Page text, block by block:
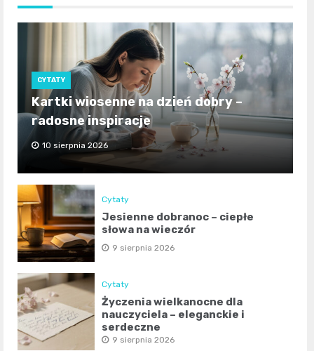
CYTATY
Kartki wiosenne na dzień dobry –
radosne inspiracje
10 sierpnia 2026
Cytaty
Jesienne dobranoc – ciepłe
słowa na wieczór
9 sierpnia 2026
Cytaty
Życzenia wielkanocne dla
nauczyciela – eleganckie i
serdeczne
9 sierpnia 2026